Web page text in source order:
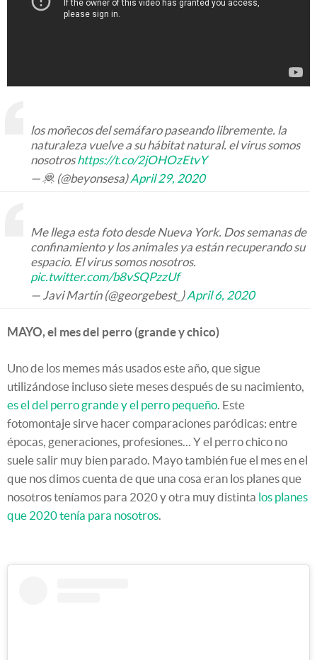
los moñecos del semáfaro paseando libremente. la
naturaleza vuelve a su hábitat natural. el virus somos
nosotroshttps://t.co/2jOHOzEtvY
— 🦧 (@beyonsesa)April 29, 2020
Me llega esta foto desde Nueva York. Dos semanas de
confinamiento y los animales ya están recuperando su
espacio. El virus somos nosotros.
pic.twitter.com/b8vSQPzzUf
— Javi Martín (@georgebest_)April 6, 2020
MAYO, el mes del perro (grande y chico)
Uno de los memes más usados este año, que sigue
utilizándose incluso siete meses después de su nacimiento,
es el del perro grande y el perro pequeño. Este
fotomontaje sirve hacer comparaciones paródicas: entre
épocas, generaciones, profesiones... Y el perro chico no
suele salir muy bien parado. Mayo también fue el mes en el
que nos dimos cuenta de que una cosa eran los planes que
nosotros teníamos para 2020 y otra muy distinta los planes
que 2020 tenía para nosotros.